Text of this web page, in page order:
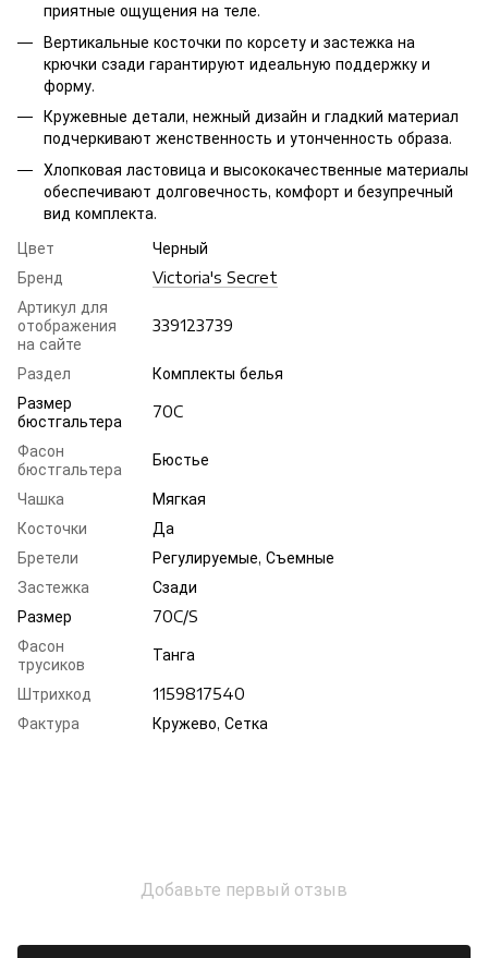
приятные ощущения на теле.
Вертикальные косточки по корсету и застежка на
крючки сзади гарантируют идеальную поддержку и
форму.
Кружевные детали, нежный дизайн и гладкий материал
подчеркивают женственность и утонченность образа.
Хлопковая ластовица и высококачественные материалы
обеспечивают долговечность, комфорт и безупречный
вид комплекта.
Цвет
Черный
Бренд
Victoria's Secret
Артикул для
отображения
на сайте
339123739
Раздел
Комплекты белья
Размер
бюстгальтера
70C
Фасон
бюстгальтера
Бюстье
Чашка
Мягкая
Косточки
Да
Бретели
Регулируемые, Съемные
Застежка
Сзади
Размер
70C/S
Фасон
трусиков
Танга
Штрихкод
1159817540
Фактура
Кружево, Сетка
Добавьте первый отзыв